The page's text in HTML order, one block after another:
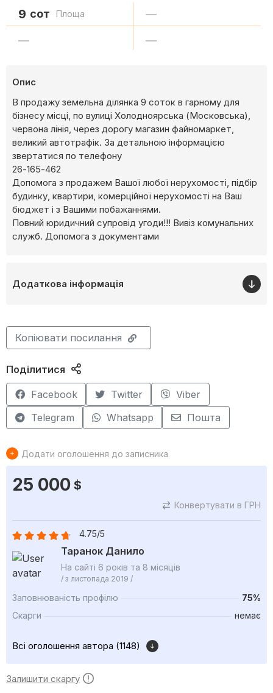
9 сот Площа —
— —
Опис
В продажу земельна ділянка 9 соток в гарному для
бізнесу місці, по вулиці Холодноярська (Московська),
червона лінія, через дорогу магазин файномаркет,
великий автотрафік. За детальною інформацією
звертатися по телефону
26-165-462
Допомога з продажем Вашої любої нерухомості, підбір
будинку, квартири, комерційної нерухомості на Ваш
бюджет і з Вашими побажаннями.
Повний юридичний супровід угоди!!! Вивіз комунальних
служб. Допомога з документами
Додаткова інформація
Копіювати посилання
Поділитися
Facebook Twitter
Viber
Telegram
Whatsapp Пошта
Додати оголошення до записника
25 000 $
Конвертувати в ГРН
4.75/5
Таранок Данило
На сайті 6 років та 8 місяців
/ з листопада 2019 /
Заповнюваність профілю
75%
Скарги
немає
Всі оголошення автора (1148)
Залишити скаргу